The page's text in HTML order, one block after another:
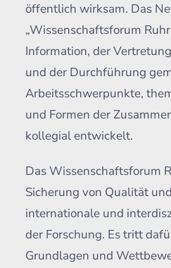
öffentlich wirksam. Das
„Wissenschaftsforum
Information, der
und der Durchführung
Arbeitsschwerpunkte,
und Formen der
kollegial entwickelt.
Das Wissenschaftsforum
Sicherung von Qualität
internationale und
der Forschung. Es tritt
Grundlagen und